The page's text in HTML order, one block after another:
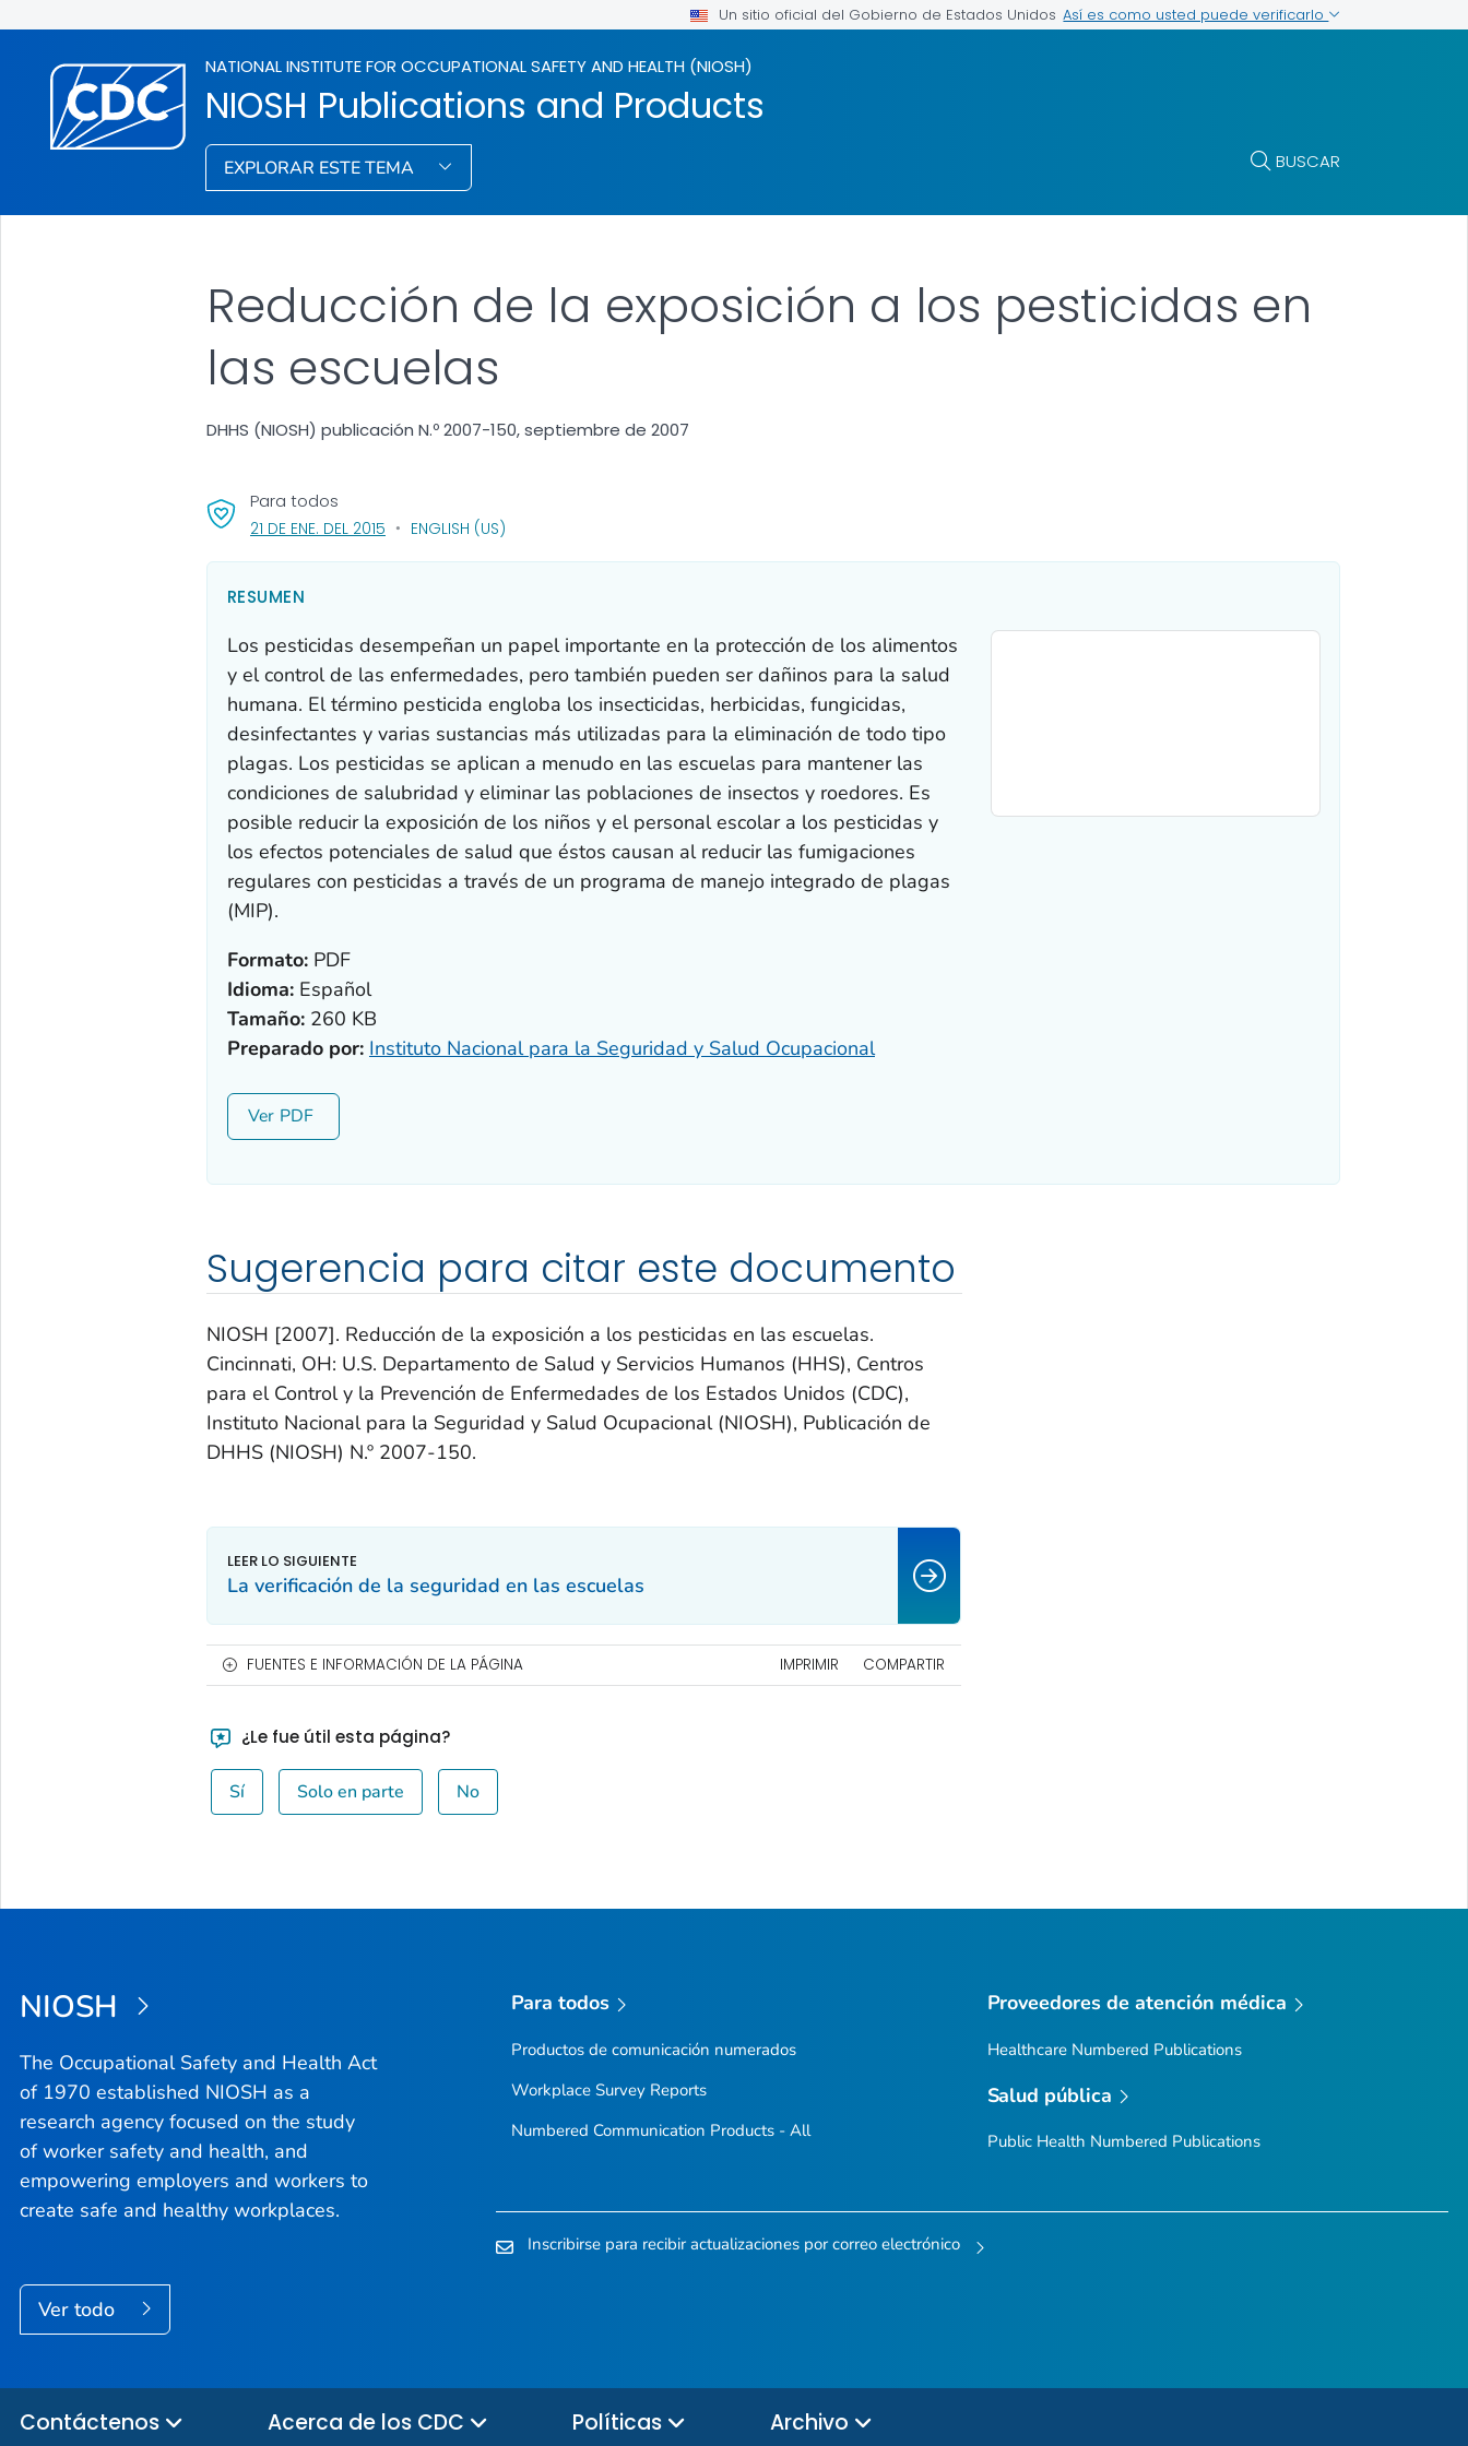
Un sitio oficial del Gobierno de Estados Unidos Así es como usted puede verificarlo
NATIONAL INSTITUTE FOR OCCUPATIONAL SAFETY AND HEALTH (NIOSH)
NIOSH Publications and Products
EXPLORAR ESTE TEMA BUSCAR
Reducción de la exposición a los pesticidas en
las escuelas
DHHS (NIOSH) publicación N.º 2007-150, septiembre de 2007
Para todos
21 DE ENE. DEL 2015, VISIT LINK FOR DETAILS.
ENGLISH (US)
RESUMEN
Los pesticidas desempeñan un papel importante en la protección de los alimentos
y el control de las enfermedades, pero también pueden ser dañinos para la salud
humana. El término pesticida engloba los insecticidas, herbicidas, fungicidas,
desinfectantes y varias sustancias más utilizadas para la eliminación de todo tipo
plagas. Los pesticidas se aplican a menudo en las escuelas para mantener las
condiciones de salubridad y eliminar las poblaciones de insectos y roedores. Es
posible reducir la exposición de los niños y el personal escolar a los pesticidas y
los efectos potenciales de salud que éstos causan al reducir las fumigaciones
regulares con pesticidas a través de un programa de manejo integrado de plagas
(MIP).
Formato:PDF
Idioma:Español
Tamaño:260 KB
Preparado por: Instituto Nacional para la Seguridad y Salud Ocupacional
Ver
Sugerencia para citar este documento
NIOSH [2007]. Reducción de la exposición a los pesticidas en las escuelas.
Cincinnati, OH: U.S. Departamento de Salud y Servicios Humanos (HHS), Centros
para el Control y la Prevención de Enfermedades de los Estados Unidos (CDC),
Instituto Nacional para la Seguridad y Salud Ocupacional (NIOSH), Publicación de
DHHS (NIOSH) N.º 2007-150.
La verificación de la seguridad en las escuelas
FUENTES E INFORMACIÓN DE LA PÁGINA IMPRIMIR COMPARTIR
¿Le fue útil esta página?
Sí Solo en parte No
NIOSH
The Occupational Safety and Health Act
of 1970 established NIOSH as a
research agency focused on the study
of worker safety and health, and
empowering employers and workers to
create safe and healthy workplaces.
Ver todo
Para todos
Productos de comunicación numerados
Workplace Survey Reports
Numbered Communication Products - All
Proveedores de atención médica
Healthcare Numbered Publications
Salud pública
Public Health Numbered Publications
Inscribirse para recibir actualizaciones por correo electrónico
Contáctenos Acerca de los CDC Políticas Archivo